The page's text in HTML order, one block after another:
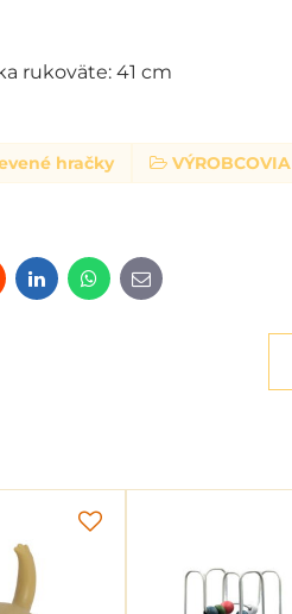
rukoväte: 41 cm
hračky VÝROBCOVIA
LinkedInWhatsApp
E-
mail